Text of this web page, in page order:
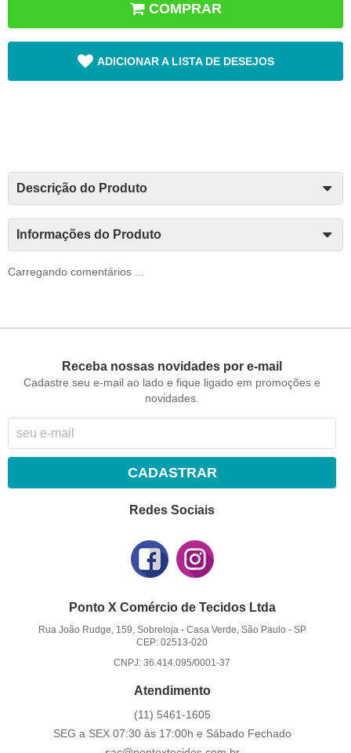
COMPRAR
ADICIONAR A LISTA DE DESEJOS
Descrição do Produto
Informações do Produto
Carregando comentários ...
Receba nossas novidades por e-mail
Cadastre seu e-mail ao lado e fique ligado em promoções e
novidades.
CADASTRAR
Redes Sociais
Ponto X Comércio de Tecidos Ltda
Rua João Rudge, 159, Sobreloja- Casa Verde, São Paulo - SP
CEP: 02513-020
CNPJ: 36.414.095/0001-37
Atendimento
(11) 5461-1605
SEG a SEX 07:30 às 17:00h e Sábado Fechado